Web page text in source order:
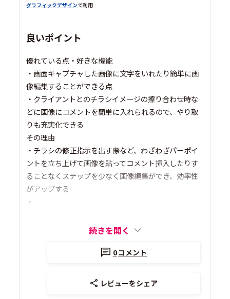
グラフィックデザインで利用
良いポイント
優れている点・好きな機能
・画面キャプチャした画像に文字をいれたり簡単に画
像編集することができる点
・クライアントとのチラシイメージの擦り合わせ時な
どに画像にコメントを簡単に入れられるので、やり取
りも充実化できる
その理由
・チラシの修正指示を出す際など、わざわざパーポイ
ントを立ち上げて画像を貼ってコメント挿入したりす
ることなくステップを少なく画像編集ができ、効率性
がアップする
・
続きを開く
0コメント
レビューをシェア